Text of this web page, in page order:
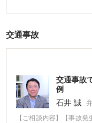
り、兄弟の母親が兄に小
十冊にもわたる家計簿か
交通事故
交通事故
例
石井 誠
【ご相談内容】【事故